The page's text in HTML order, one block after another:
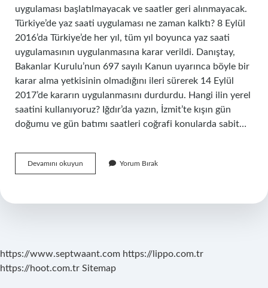
uygulaması başlatılmayacak ve saatler geri alınmayacak.
Türkiye’de yaz saati uygulaması ne zaman kalktı? 8 Eylül
2016’da Türkiye’de her yıl, tüm yıl boyunca yaz saati
uygulamasının uygulanmasına karar verildi. Danıştay,
Bakanlar Kurulu’nun 697 sayılı Kanun uyarınca böyle bir
karar alma yetkisinin olmadığını ileri sürerek 14 Eylül
2017’de kararın uygulanmasını durdurdu. Hangi ilin yerel
saatini kullanıyoruz? Iğdır’da yazın, İzmit’te kışın gün
doğumu ve gün batımı saatleri coğrafi konularda sabit…
Devamını okuyun
Saat
Değişti
Yorum Bırak
https://www.septwaant.com https://lippo.com.tr
https://hoot.com.tr Sitemap